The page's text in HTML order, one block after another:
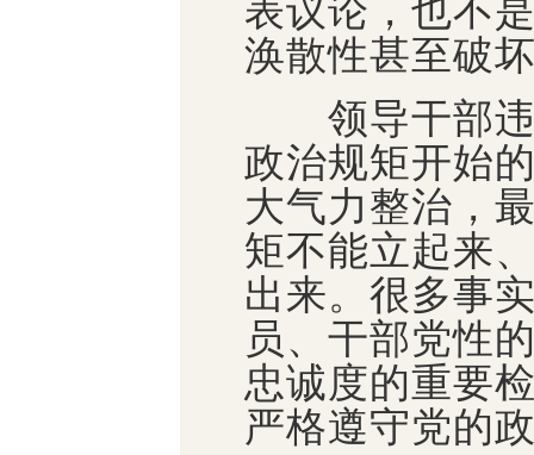
涣散性甚至破
领导干部违
政治规矩开始
大气力整治，
矩不能立起来
出来。很多事
员、干部党性
忠诚度的重要
严格遵守党的